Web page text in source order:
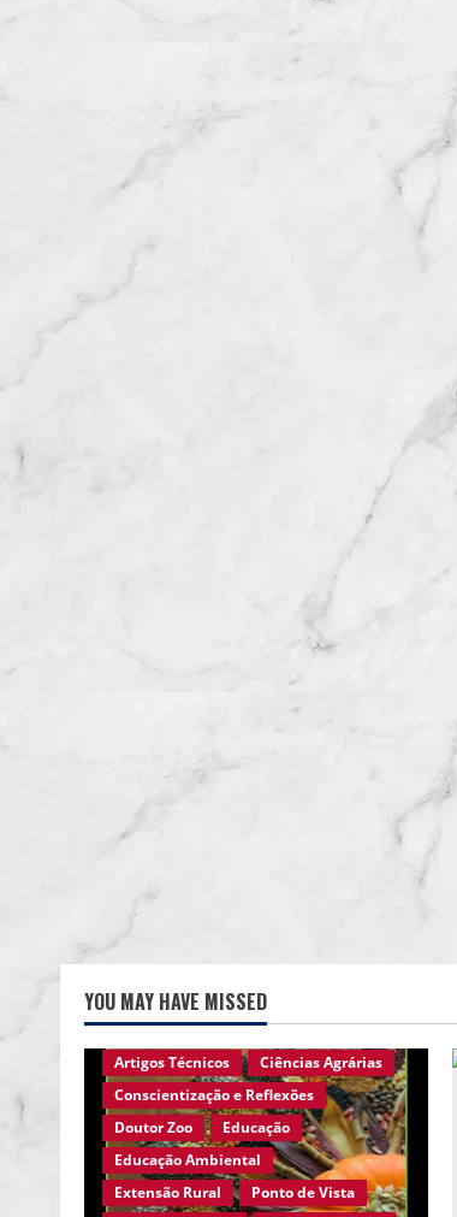
YOU MAY HAVE MISSED
Agro Eco Brasil
Ambiente em Foco
Ambiente Rural
Animais Silvestres
Artigos Técnicos
Ciências Agrárias
Conscientização e Reflexões
Doutor Zoo
Educação
Educação Ambiental
Extensão Rural
Ponto de Vista